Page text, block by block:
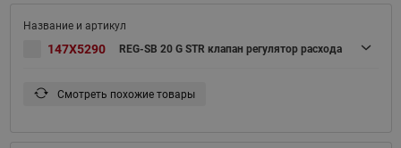
147X5290 REG-SB 20 G STR клапан регулятор расхода
Смотреть похожие товары